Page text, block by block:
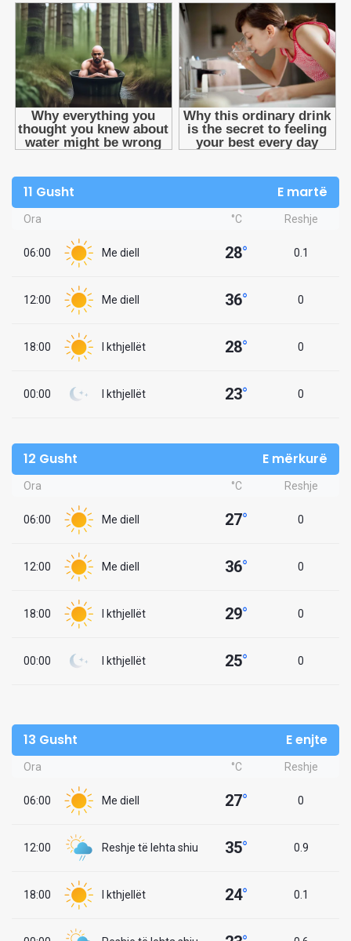
11 Gusht E martë
Ora °C Reshje
06:00 Me diell 28° 0.1
12:00 Me diell 36° 0
18:00 I kthjellët 28° 0
00:00 I kthjellët 23° 0
12 Gusht E mërkurë
Ora °C Reshje
06:00 Me diell 27° 0
12:00 Me diell 36° 0
18:00 I kthjellët 29° 0
00:00 I kthjellët 25° 0
13 Gusht E enjte
Ora °C Reshje
06:00 Me diell 27° 0
12:00 Reshje të lehta shiu 35° 0.9
18:00 I kthjellët 24° 0.1